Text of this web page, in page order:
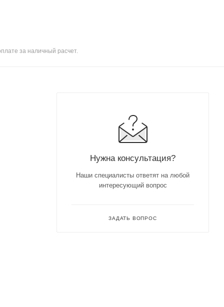
за наличный расчет.
Нужна консультация?
Наши специалисты ответят на любой
интересующий вопрос
ЗАДАТЬ ВОПРОС